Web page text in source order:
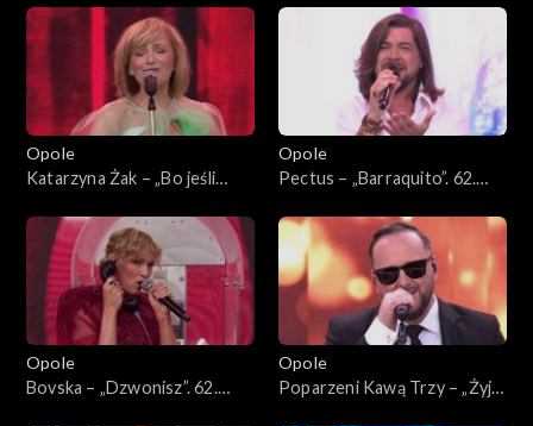
KFPP: Koncert „Premiery”
Koncert „Premiery”
Opole
Katarzyna Żak – „Bo jeśli
Koncert „Premiery”
Opole
Pectus – „Barraquito”. 62.
Opole
Bovska – „Dzwonisz”. 62.
Opole
Poparzeni Kawą Trzy – „Żyje